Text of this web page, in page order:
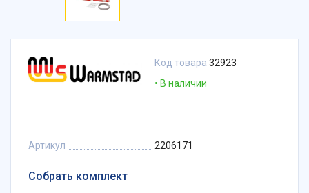
Код товара 32923
В наличии
Артикул 2206171
Собрать комплект